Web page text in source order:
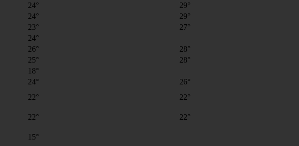
24° 29°
24° 29°
23° 27°
24°
26° 28°
25° 28°
18°
24° 26°
22° 22°
22° 22°
15°